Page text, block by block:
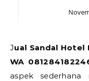
Jual Sandal Hotel Pontianak Termurah, Hubungi
WA
aspek